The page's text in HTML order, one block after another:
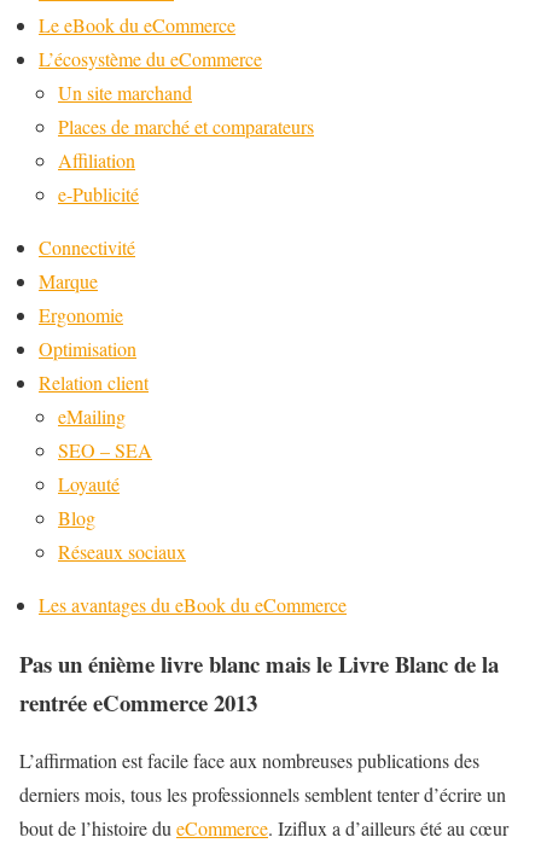
Le eBook du eCommerce
L’écosystème du eCommerce
Un site marchand
Places de marché et comparateurs
Affiliation
e-Publicité
Connectivité
Marque
Ergonomie
Optimisation
Relation client
eMailing
SEO – SEA
Loyauté
Blog
Réseaux sociaux
Les avantages du eBook du eCommerce
Pas un énième livre blanc mais le Livre Blanc de la
rentrée eCommerce 2013
L’affirmation est facile face aux nombreuses publications des
derniers mois, tous les professionnels semblent tenter d’écrire un
bout de l’histoire dueCommerce. Iziflux a d’ailleurs été au cœur